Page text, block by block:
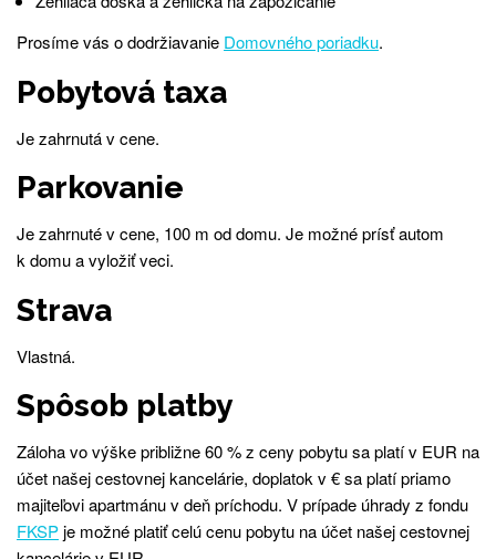
Prosíme vás o dodržiavanie Domovného poriadku.
Pobytová taxa
Je zahrnutá v cene.
Parkovanie
Je zahrnuté v cene, 100 m od domu. Je možné prísť autom
k domu a vyložiť veci.
Strava
Vlastná.
Spôsob platby
Záloha vo výške približne 60 % z ceny pobytu sa platí v EUR na
účet našej cestovnej kancelárie, doplatok v € sa platí priamo
majiteľovi apartmánu v deň príchodu. V prípade úhrady z fondu
FKSPje možné platiť celú cenu pobytu na účet našej cestovnej